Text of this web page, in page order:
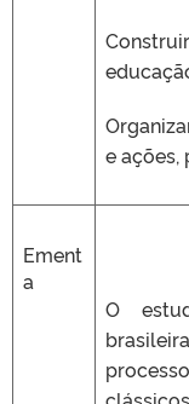
e ações,
Ement
a
O